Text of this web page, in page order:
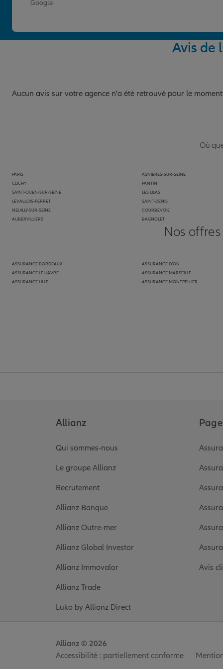
Google
Avis de
Aucun avis sur votre agence n'a été retrouvé pour le moment
Où
PARIS
CLICHY
SAINT-OUEN-SUR-SEINE
LEVALLOIS-PERRET
NEUILLY-SUR-SEINE
AUBERVILLIERS
ASNIÈRES-SUR-SEINE
PANTIN
LES LILAS
SAINT-DENIS
COURBEVOIE
BAGNOLET
Nos
ASSURANCE BORDEAUX
ASSURANCE LE HAVRE
ASSURANCE LILLE
ASSURANCE LYON
ASSURANCE MARSEILLE
ASSURANCE MONTPELLIER
Allianz
Qui sommes-nous
Le groupe Allianz
Recrutement
Allianz Banque
Allianz Outre-mer
Allianz Global Investor
Allianz Immovalor
Allianz Trade
Luko by Allianz Direct
Avis
Accessibilité : partiellement conforme
Allianz © 2026